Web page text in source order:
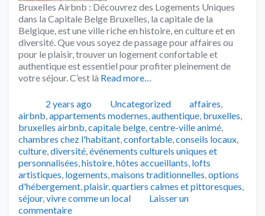
Bruxelles Airbnb : Découvrez des Logements Uniques
dans la Capitale Belge Bruxelles, la capitale de la
Belgique, est une ville riche en histoire, en culture et en
diversité. Que vous soyez de passage pour affaires ou
pour le plaisir, trouver un logement confortable et
authentique est essentiel pour profiter pleinement de
votre séjour. C’est là Read more…
Publié2 years ago Catégories
Uncategorized Tags
affaires,
airbnb,appartements modernes,authentique, bruxelles,
bruxelles airbnb,capitale belge,centre-ville animé,
chambres chez l'habitant,confortable,conseils locaux,
culture,diversité,événements culturels uniques et
personnalisées,histoire,hôtes accueillants, lofts
artistiques, logements,maisons traditionnelles,options
d'hébergement,plaisir,quartiers calmes et pittoresques,
séjour,vivre comme un local
Laisser un
commentaire